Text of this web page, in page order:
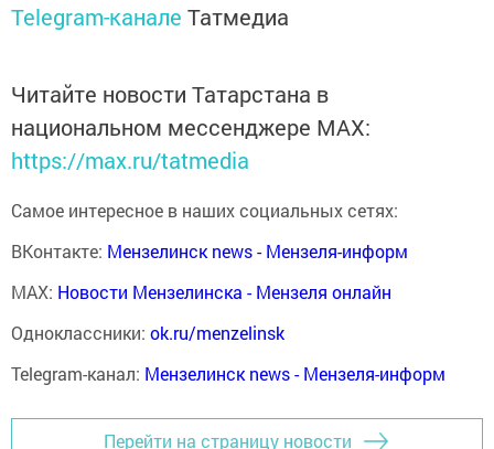
Telegram-канале Татмедиа
Читайте новости Татарстана в
национальном мессенджере MАХ:
https://max.ru/tatmedia
Самое интересное в наших социальных сетях:
ВКонтакте: Мензелинск news - Мензеля-информ
MAX: Новости Мензелинска - Мензеля онлайн
Одноклассники: ok.ru/menzelinsk
Telegram-канал: Мензелинск news - Мензеля-информ
Перейти на страницу новости